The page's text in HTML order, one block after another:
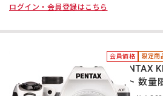
ログイン・会員登録はこちら
会員価格 限定商
＊PENTAX
ワイト 数量